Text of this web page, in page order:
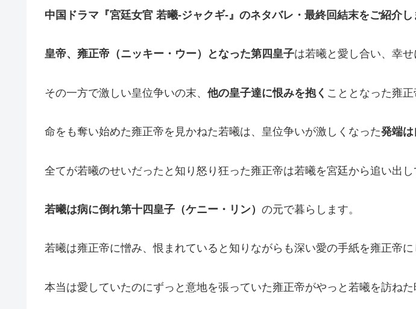
中国ドラマ『宮廷女官 若曦-ジャクギ-』のネタバレ・最終回結末をご紹介し
皇帝、 雍正帝（ニッキー・ウー） となった第四皇子は若曦と愛し合い、幸せ
その一方で激しい皇位争いの末、 他の皇子達に恨みを抱く こととなった雍
命をも奪い始めた雍正帝を見かねた若曦は、皇位争いが激しくなった発端は
全てが若曦のせいだったと知り怒り狂った雍正帝は若曦を宮廷から追い出し
若曦は病に倒れ第十四皇子（ケニー・リン） の元で暮らします。
若曦は雍正帝に憎み、恨まれていると知りながらも深い愛の手紙を雍正帝に
本当は愛していたのにずっと意地を張っていた雍正帝がやっと若曦を訪ね